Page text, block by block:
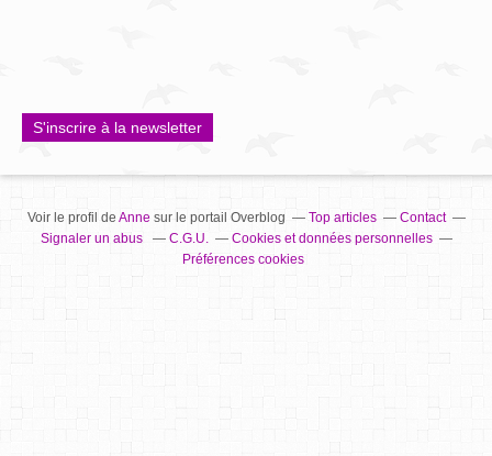
S'inscrire à la newsletter
Voir le profil de Annesur le portail Overblog Top articles
Contact
Signaler un abus
C.G.U.
Cookies et données personnelles
Préférences cookies